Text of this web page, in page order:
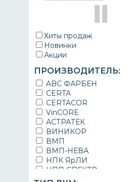
Хиты продаж
Новинки
Акции
ПРОИЗВОДИТЕЛЬ:
ABC ФАРБЕН
CERTA
CERTACOR
VinCORE
АСТРАТЕК
ВИНИКОР
ВМП
ВМП-НЕВА
НПК ЯрЛИ
НПП СПЕКТР
НПФ ЭМАЛЬ